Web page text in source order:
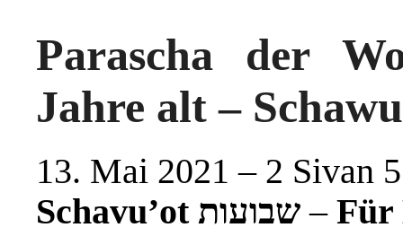
Parascha der
Jahre alt –
13. Mai 2021 – 2 Sivan
Schavu’ot שבועות – Für